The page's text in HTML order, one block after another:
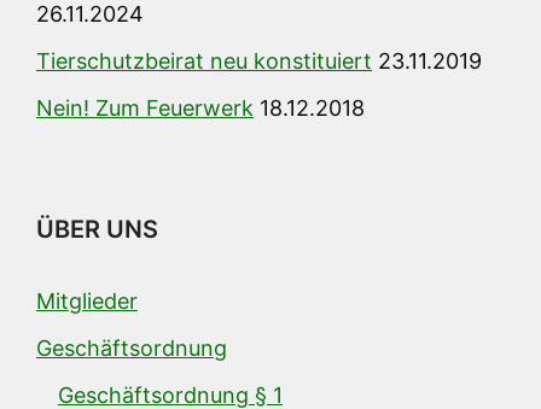
26.11.2024
Tierschutzbeirat neu konstituiert 23.11.2019
Nein! Zum Feuerwerk 18.12.2018
ÜBER UNS
Mitglieder
Geschäftsordnung
Geschäftsordnung § 1